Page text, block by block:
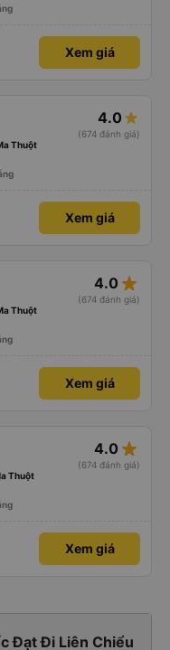
Xem giá
4.0
(674 đánh giá)
Thuột
Xem giá
4.0 star_rate
(674 đánh giá)
Thuột
Xem giá
4.0 star_rate
(674 đánh giá)
Thuột
Xem giá
Đạt Đi Liên Chiểu